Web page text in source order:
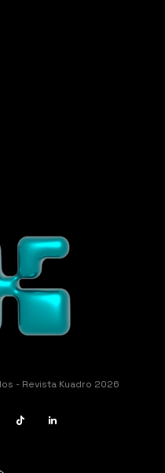
- Revista Kuadro 2026